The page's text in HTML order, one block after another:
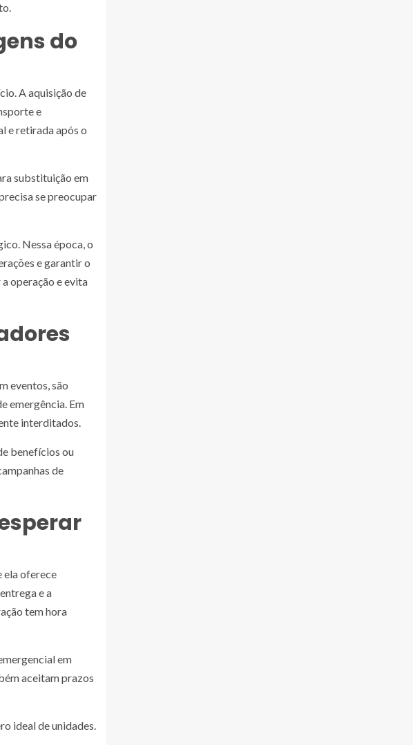
do
A aquisição de
e
e retirada após o
substituição em
se preocupar
Nessa época, o
e garantir o
operação e evita
eventos, são
emergência. Em
interditados.
benefícios ou
de
ela oferece
e a
tem hora
em
aceitam prazos
ideal de unidades.